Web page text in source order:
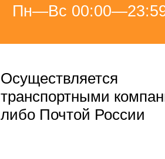
Пн—Вс
Осуществляется
транспортными
либо Почтой России